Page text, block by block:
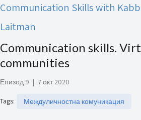
Communication Skills with
Laitman
Communication skills.
communities
Епизод 9 | 7 окт 2020
Tags: Междуличностна комуникация